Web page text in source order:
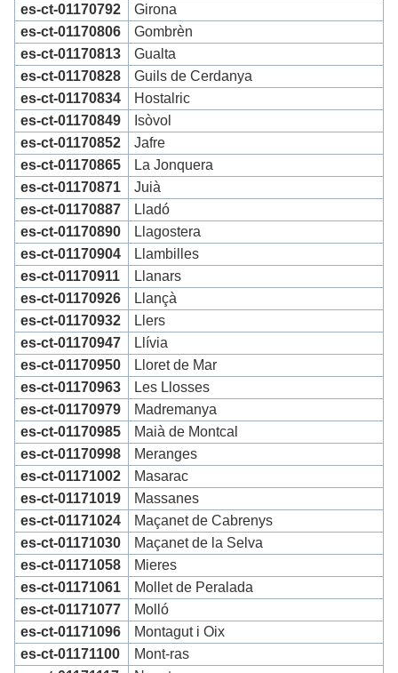
es-ct-01170792
Girona
es-ct-01170806
Gombrèn
es-ct-01170813
Gualta
es-ct-01170828
Guils de Cerdanya
es-ct-01170834
Hostalric
es-ct-01170849
Isòvol
es-ct-01170852
Jafre
es-ct-01170865
La Jonquera
es-ct-01170871
Juià
es-ct-01170887
Lladó
es-ct-01170890
Llagostera
es-ct-01170904
Llambilles
es-ct-01170911
Llanars
es-ct-01170926
Llançà
es-ct-01170932
Llers
es-ct-01170947
Llívia
es-ct-01170950
Lloret de Mar
es-ct-01170963
Les Llosses
es-ct-01170979
Madremanya
es-ct-01170985
Maià de Montcal
es-ct-01170998
Meranges
es-ct-01171002
Masarac
es-ct-01171019
Massanes
es-ct-01171024
Maçanet de Cabrenys
es-ct-01171030
Maçanet de la Selva
es-ct-01171058
Mieres
es-ct-01171061
Mollet de Peralada
es-ct-01171077
Molló
es-ct-01171096
Montagut i Oix
es-ct-01171100
Mont-ras